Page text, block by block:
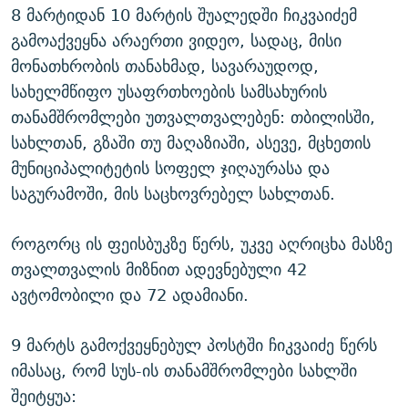
8 მარტიდან 10 მარტის შუალედში ჩიკვაიძემ
გამოაქვეყნა არაერთი ვიდეო, სადაც, მისი
მონათხრობის თანახმად, სავარაუდოდ,
სახელმწიფო უსაფრთხოების სამსახურის
თანამშრომლები უთვალთვალებენ: თბილისში,
სახლთან, გზაში თუ მაღაზიაში, ასევე, მცხეთის
მუნიციპალიტეტის სოფელ ჯიღაურასა და
საგურამოში, მის საცხოვრებელ სახლთან.
როგორც ის ფეისბუკზე წერს, უკვე აღრიცხა მასზე
თვალთვალის მიზნით ადევნებული 42
ავტომობილი და 72 ადამიანი.
9 მარტს გამოქვეყნებულ პოსტში ჩიკვაიძე წერს
იმასაც, რომ სუს-ის თანამშრომლები სახლში
შეიტყუა: